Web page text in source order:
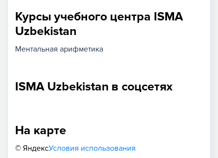
Курсы учебного центра ISMA
Uzbekistan
Ментальная арифметика
ISMA Uzbekistan в соцсетях
На карте
© ЯндексУсловия использования